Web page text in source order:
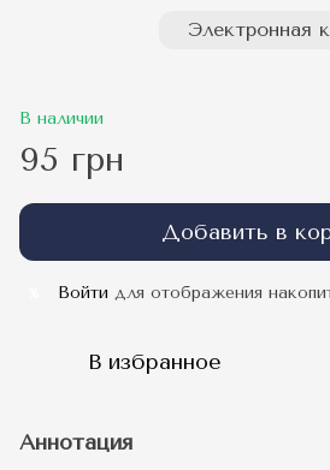
Электронная
В наличии
95 грн
Добавить в
Войти для отображения
В избранное
Аннотация